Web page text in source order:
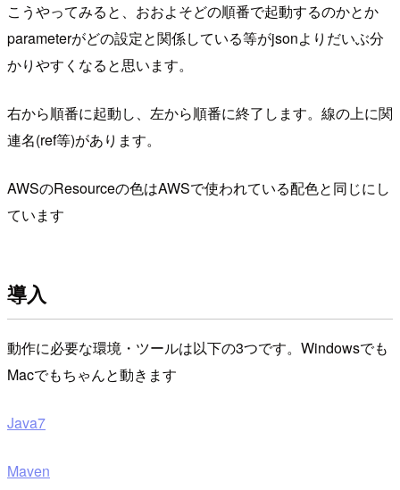
こうやってみると、おおよそどの順番で起動するのかとか
parameterがどの設定と関係している等がjsonよりだいぶ分
かりやすくなると思います。
右から順番に起動し、左から順番に終了します。線の上に関
連名(ref等)があります。
AWSのResourceの色はAWSで使われている配色と同じにし
ています
導入
動作に必要な環境・ツールは以下の3つです。Windowsでも
Macでもちゃんと動きます
Java7
Maven